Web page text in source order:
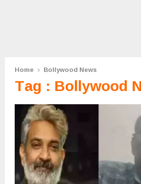
Home Bollywood News
Tag : Bollywood